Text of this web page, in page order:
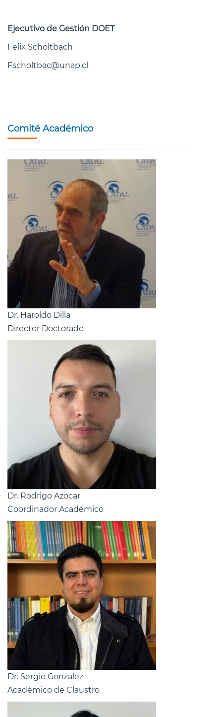
Ejecutivo de Gestión DOET
Felix Scholtbach
Fscholtbac@unap.cl
Comité Académico
Dr. Haroldo Dilla
Director Doctorado
Dr. Rodrigo Azocar
Coordinador Académico
Dr. Sergio Gonzalez
Académico de Claustro